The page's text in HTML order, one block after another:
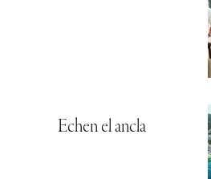
Echen el ancla